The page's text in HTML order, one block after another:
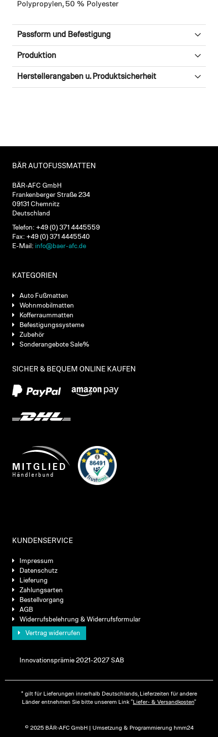
Polypropylen, 50 % Polyester
Passform und Befestigung
Produktion
Herstellerangaben u. Produktsicherheit
BÄR AUTOFUSSMATTEN
BÄR-AFC GmbH
Frankenberger Straße 234
09131 Chemnitz
Deutschland
Telefon: +49 (0) 371 4445559
Fax: +49 (0) 371 4445540
E-Mail: info@baer-afc.de
KATEGORIEN
Auto Fußmatten
Wohnmobilmatten
Kofferraummatten
Befestigungssysteme
Zubehör
Sonderangebote Sale%
SICHER & BEQUEM ONLINE KAUFEN
KUNDENSERVICE
Impressum
Datenschutz
Lieferung
Zahlungsarten
Bestellvorgang
AGB
Widerrufsbelehrung & Widerrufsformular
Vertrag widerrufen
Innovationsprämie 2021-2027 SAB
* gilt für Lieferungen innerhalb Deutschlands, Lieferzeiten für andere
Länder entnehmen Sie bitte unserem Link "Liefer- & Versandkosten"
© 2025 BÄR-AFC GmbH | Umsetzung & Programmierung hmm24